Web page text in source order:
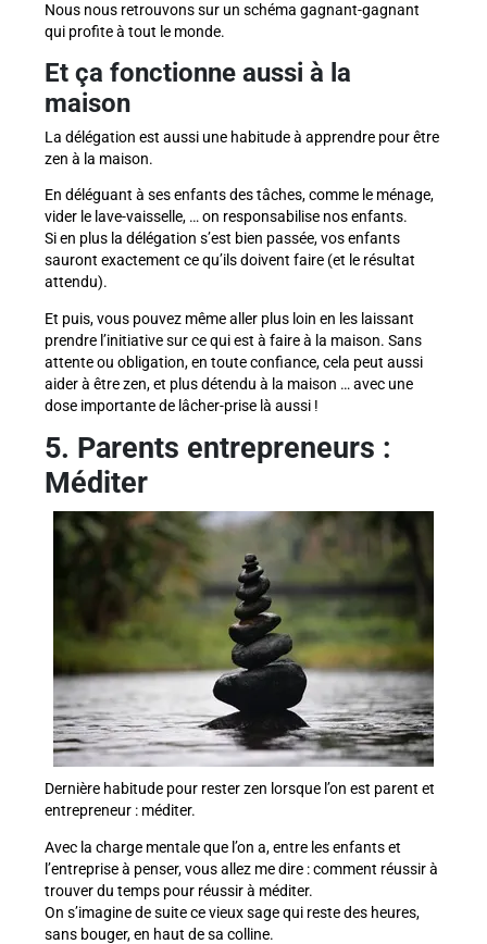
Nous nous retrouvons sur un schéma gagnant-gagnant
qui profite à tout le monde.
Et ça fonctionne aussi à la
maison
La délégation est aussi une habitude à apprendre pour être
zen à la maison.
En déléguant à ses enfants des tâches, comme le ménage,
vider le lave-vaisselle, … on responsabilise nos enfants.
Si en plus la délégation s’est bien passée, vos enfants
sauront exactement ce qu’ils doivent faire (et le résultat
attendu).
Et puis, vous pouvez même aller plus loin en les laissant
prendre l’initiative sur ce qui est à faire à la maison. Sans
attente ou obligation, en toute confiance, cela peut aussi
aider à être zen, et plus détendu à la maison … avec une
dose importante de lâcher-prise là aussi !
5. Parents entrepreneurs :
Méditer
Dernière habitude pour rester zen lorsque l’on est parent et
entrepreneur : méditer.
Avec la charge mentale que l’on a, entre les enfants et
l’entreprise à penser, vous allez me dire : comment réussir à
trouver du temps pour réussir à méditer.
On s’imagine de suite ce vieux sage qui reste des heures,
sans bouger, en haut de sa colline.